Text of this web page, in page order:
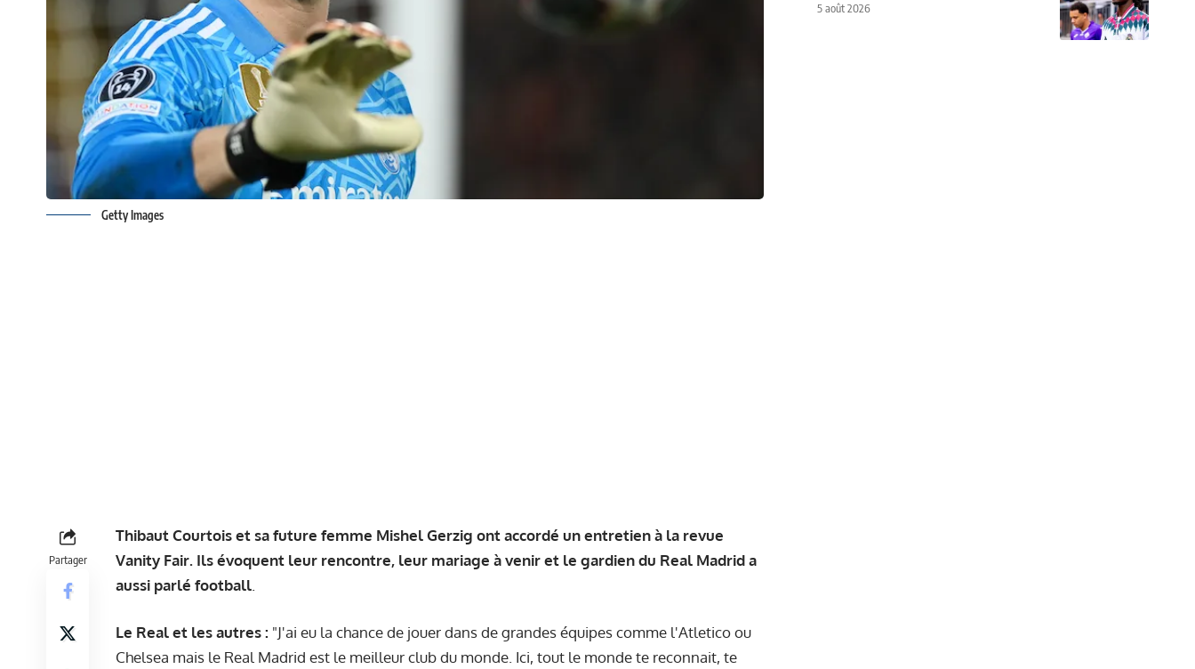
Getty Images
Partager
Thibaut Courtois et sa future femme Mishel Gerzig ont accordé un entretien à la revue
Vanity Fair. Ils évoquent leur rencontre, leur mariage à venir et le gardien du Real Madrid a
aussi parlé football
Le Real et les autres : "J'ai eu la chance de jouer dans de grandes équipes comme l'Atletico ou
Chelsea mais le Real Madrid est le meilleur club du monde. Ici, tout le monde te reconnait, te
5 août 2026